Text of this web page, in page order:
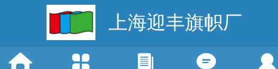
上海迎丰旗帜厂